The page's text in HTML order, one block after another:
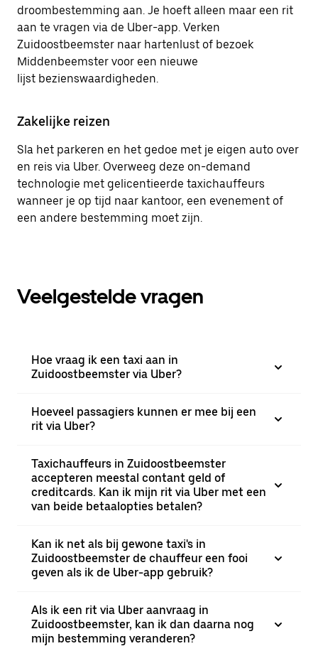
droombestemming aan. Je hoeft alleen maar een rit
aan te vragen via de Uber-app. Verken
Zuidoostbeemster naar hartenlust of bezoek
Middenbeemster voor een nieuwe
lijst bezienswaardigheden.
Zakelijke reizen
Sla het parkeren en het gedoe met je eigen auto over
en reis via Uber. Overweeg deze on-demand
technologie met gelicentieerde taxichauffeurs
wanneer je op tijd naar kantoor, een evenement of
een andere bestemming moet zijn.
Veelgestelde vragen
Hoe vraag ik een taxi aan in
Zuidoostbeemster via Uber?
Hoeveel passagiers kunnen er mee bij een
rit via Uber?
Taxichauffeurs in Zuidoostbeemster
accepteren meestal contant geld of
creditcards. Kan ik mijn rit via Uber met een
van beide betaalopties betalen?
Kan ik net als bij gewone taxi's in
Zuidoostbeemster de chauffeur een fooi
geven als ik de Uber-app gebruik?
Als ik een rit via Uber aanvraag in
Zuidoostbeemster, kan ik dan daarna nog
mijn bestemming veranderen?